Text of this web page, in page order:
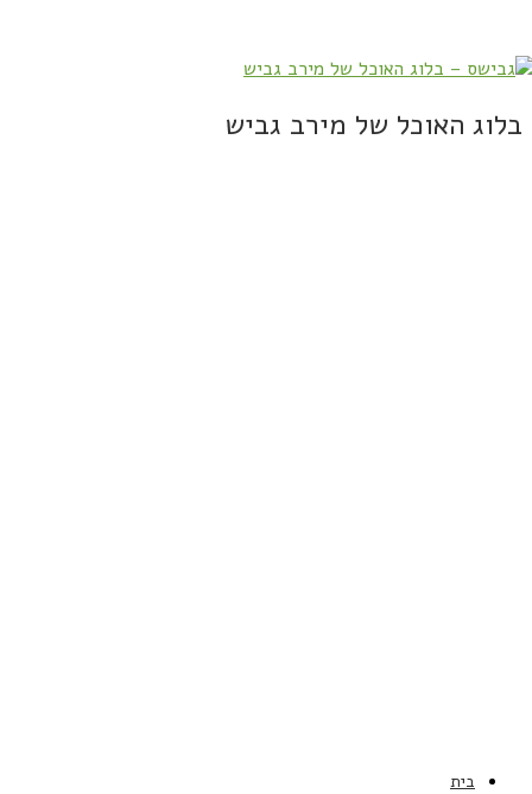
בלוג האוכל של מירב גביש
בית